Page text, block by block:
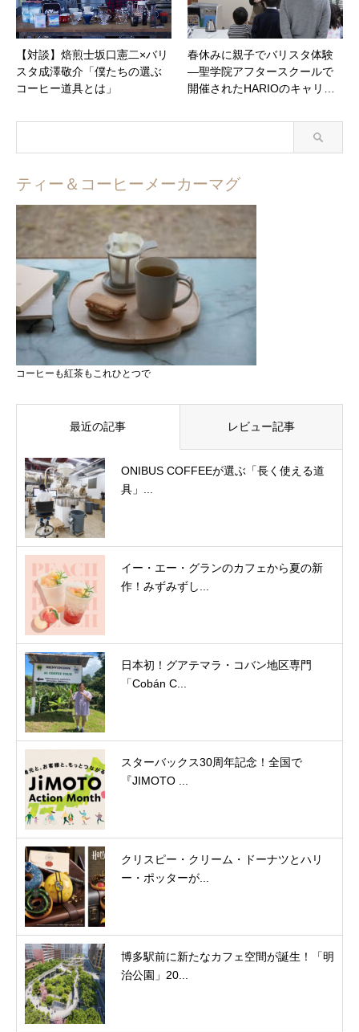
【対談】焙煎士坂口憲二×バリ
スタ成澤敬介「僕たちの選ぶ
コーヒー道具とは」
春休みに親子でバリスタ体験
―聖学院アフタースクールで
開催されたHARIOのキャリ…
ティー＆コーヒーメーカーマグ
コーヒーも紅茶もこれひとつで
最近の記事 レビュー記事
ONIBUS COFFEEが選ぶ「長く使える道
具」...
イー・エー・グランのカフェから夏の新
作！みずみずし...
日本初！グアテマラ・コバン地区専門
「Cobán C...
スターバックス30周年記念！全国で
『JIMOTO ...
クリスピー・クリーム・ドーナツとハリ
ー・ポッターが...
博多駅前に新たなカフェ空間が誕生！「明
治公園」20...